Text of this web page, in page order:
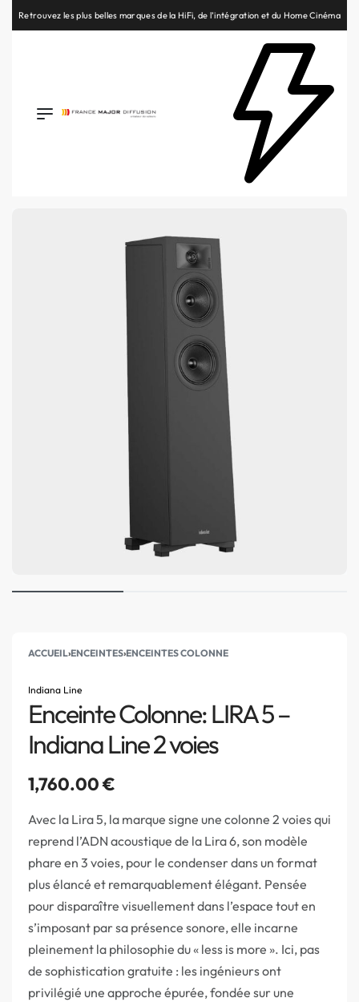
Retrouvez les plus belles marques de la HiFi, de l’intégration et du Home Cinéma
ACCUEIL›ENCEINTES›ENCEINTES COLONNE
Indiana Line
Enceinte Colonne: LIRA 5 –
Indiana Line 2 voies
1,760.00€
Avec la Lira 5, la marque signe une colonne 2 voies qui
reprend l’ADN acoustique de la Lira 6, son modèle
phare en 3 voies, pour le condenser dans un format
plus élancé et remarquablement élégant. Pensée
pour disparaître visuellement dans l’espace tout en
s’imposant par sa présence sonore, elle incarne
pleinement la philosophie du « less is more ». Ici, pas
de sophistication gratuite : les ingénieurs ont
privilégié une approche épurée, fondée sur une